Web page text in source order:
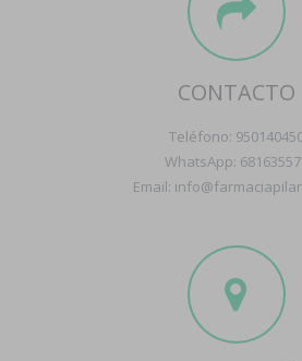
CONTACTO
Teléfono:
WhatsApp:
Email: